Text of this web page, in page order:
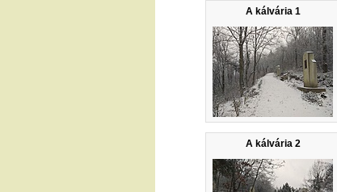
A kálvária 1
A kálvária 2